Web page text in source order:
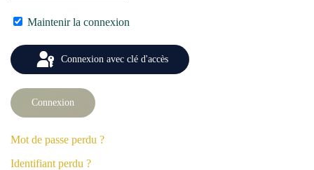
Maintenir la connexion
Connexion avec clé d'accès
Connexion
Mot de passe perdu ?
Identifiant perdu ?